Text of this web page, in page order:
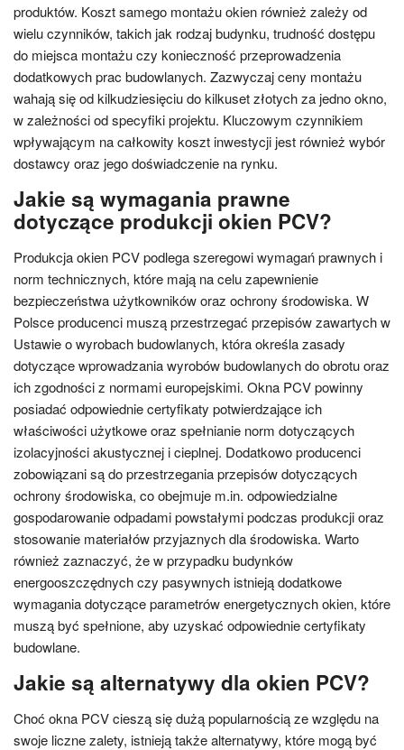
produktów. Koszt samego montażu okien również zależy od
wielu czynników, takich jak rodzaj budynku, trudność dostępu
do miejsca montażu czy konieczność przeprowadzenia
dodatkowych prac budowlanych. Zazwyczaj ceny montażu
wahają się od kilkudziesięciu do kilkuset złotych za jedno okno,
w zależności od specyfiki projektu. Kluczowym czynnikiem
wpływającym na całkowity koszt inwestycji jest również wybór
dostawcy oraz jego doświadczenie na rynku.
Jakie są wymagania prawne
dotyczące produkcji okien PCV?
Produkcja okien PCV podlega szeregowi wymagań prawnych i
norm technicznych, które mają na celu zapewnienie
bezpieczeństwa użytkowników oraz ochrony środowiska. W
Polsce producenci muszą przestrzegać przepisów zawartych w
Ustawie o wyrobach budowlanych, która określa zasady
dotyczące wprowadzania wyrobów budowlanych do obrotu oraz
ich zgodności z normami europejskimi. Okna PCV powinny
posiadać odpowiednie certyfikaty potwierdzające ich
właściwości użytkowe oraz spełnianie norm dotyczących
izolacyjności akustycznej i cieplnej. Dodatkowo producenci
zobowiązani są do przestrzegania przepisów dotyczących
ochrony środowiska, co obejmuje m.in. odpowiedzialne
gospodarowanie odpadami powstałymi podczas produkcji oraz
stosowanie materiałów przyjaznych dla środowiska. Warto
również zaznaczyć, że w przypadku budynków
energooszczędnych czy pasywnych istnieją dodatkowe
wymagania dotyczące parametrów energetycznych okien, które
muszą być spełnione, aby uzyskać odpowiednie certyfikaty
budowlane.
Jakie są alternatywy dla okien PCV?
Choć okna PCV cieszą się dużą popularnością ze względu na
swoje liczne zalety, istnieją także alternatywy, które mogą być